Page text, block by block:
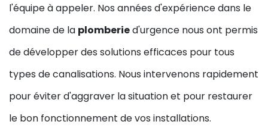
l'équipe à appeler. Nos années d'expérience dans le
domaine de la plomberied'urgence nous ont permis
de développer des solutions efficaces pour tous
types de canalisations. Nous intervenons rapidement
pour éviter d'aggraver la situation et pour restaurer
le bon fonctionnement de vos installations.